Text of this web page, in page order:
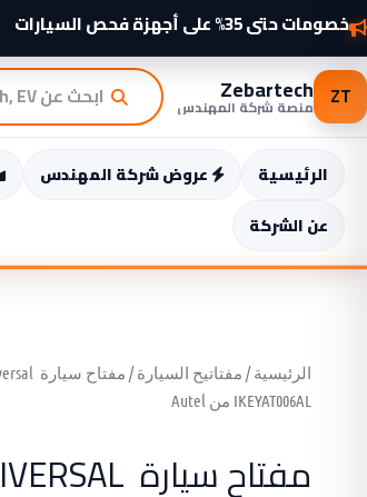
تخطي
إلى
المحتوى
خصومات حتى 35% على أجهزة فحص السيارات
شواحن سيارات كهربائية 2025 وصلت — اطّلع الآن
ZT
Zebartech
منصة شركة المهندس
الرئيسية عروض شركة المهندس
عن الشركة
الرئيسية/ مفتاتيح السيارة
IKEYAT006AL من Autel